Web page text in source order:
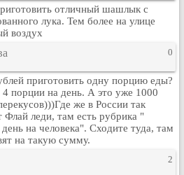
отличный шашлык с
лука. Тем более на улице
воздух
0
приготовить одну порцию еды?
порции на день. А это уже 1000
же в России так
Флай леди, там есть рубрика "
на человека". Сходите туда, там
на такую сумму.
2